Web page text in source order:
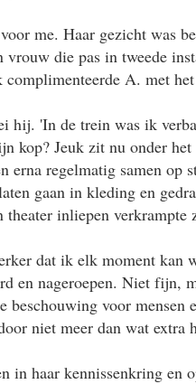
me. Haar gezicht was
die pas in tweede
complimenteerde A. met
hij. 'In de trein was ik
kop? Jeuk zit nu onder
erna regelmatig samen op
gaan in kleding en
theater inliepen
dat ik elk moment kan
en nageroepen. Niet fijn,
beschouwing voor
niet meer dan wat extra
in haar kennissenkring